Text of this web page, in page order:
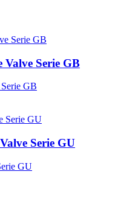
Valve Serie GB
GB
Serie GU
GU